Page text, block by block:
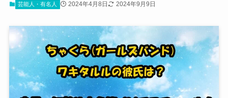
芸能人・有名人 2024年4月8日 2024年9月9日